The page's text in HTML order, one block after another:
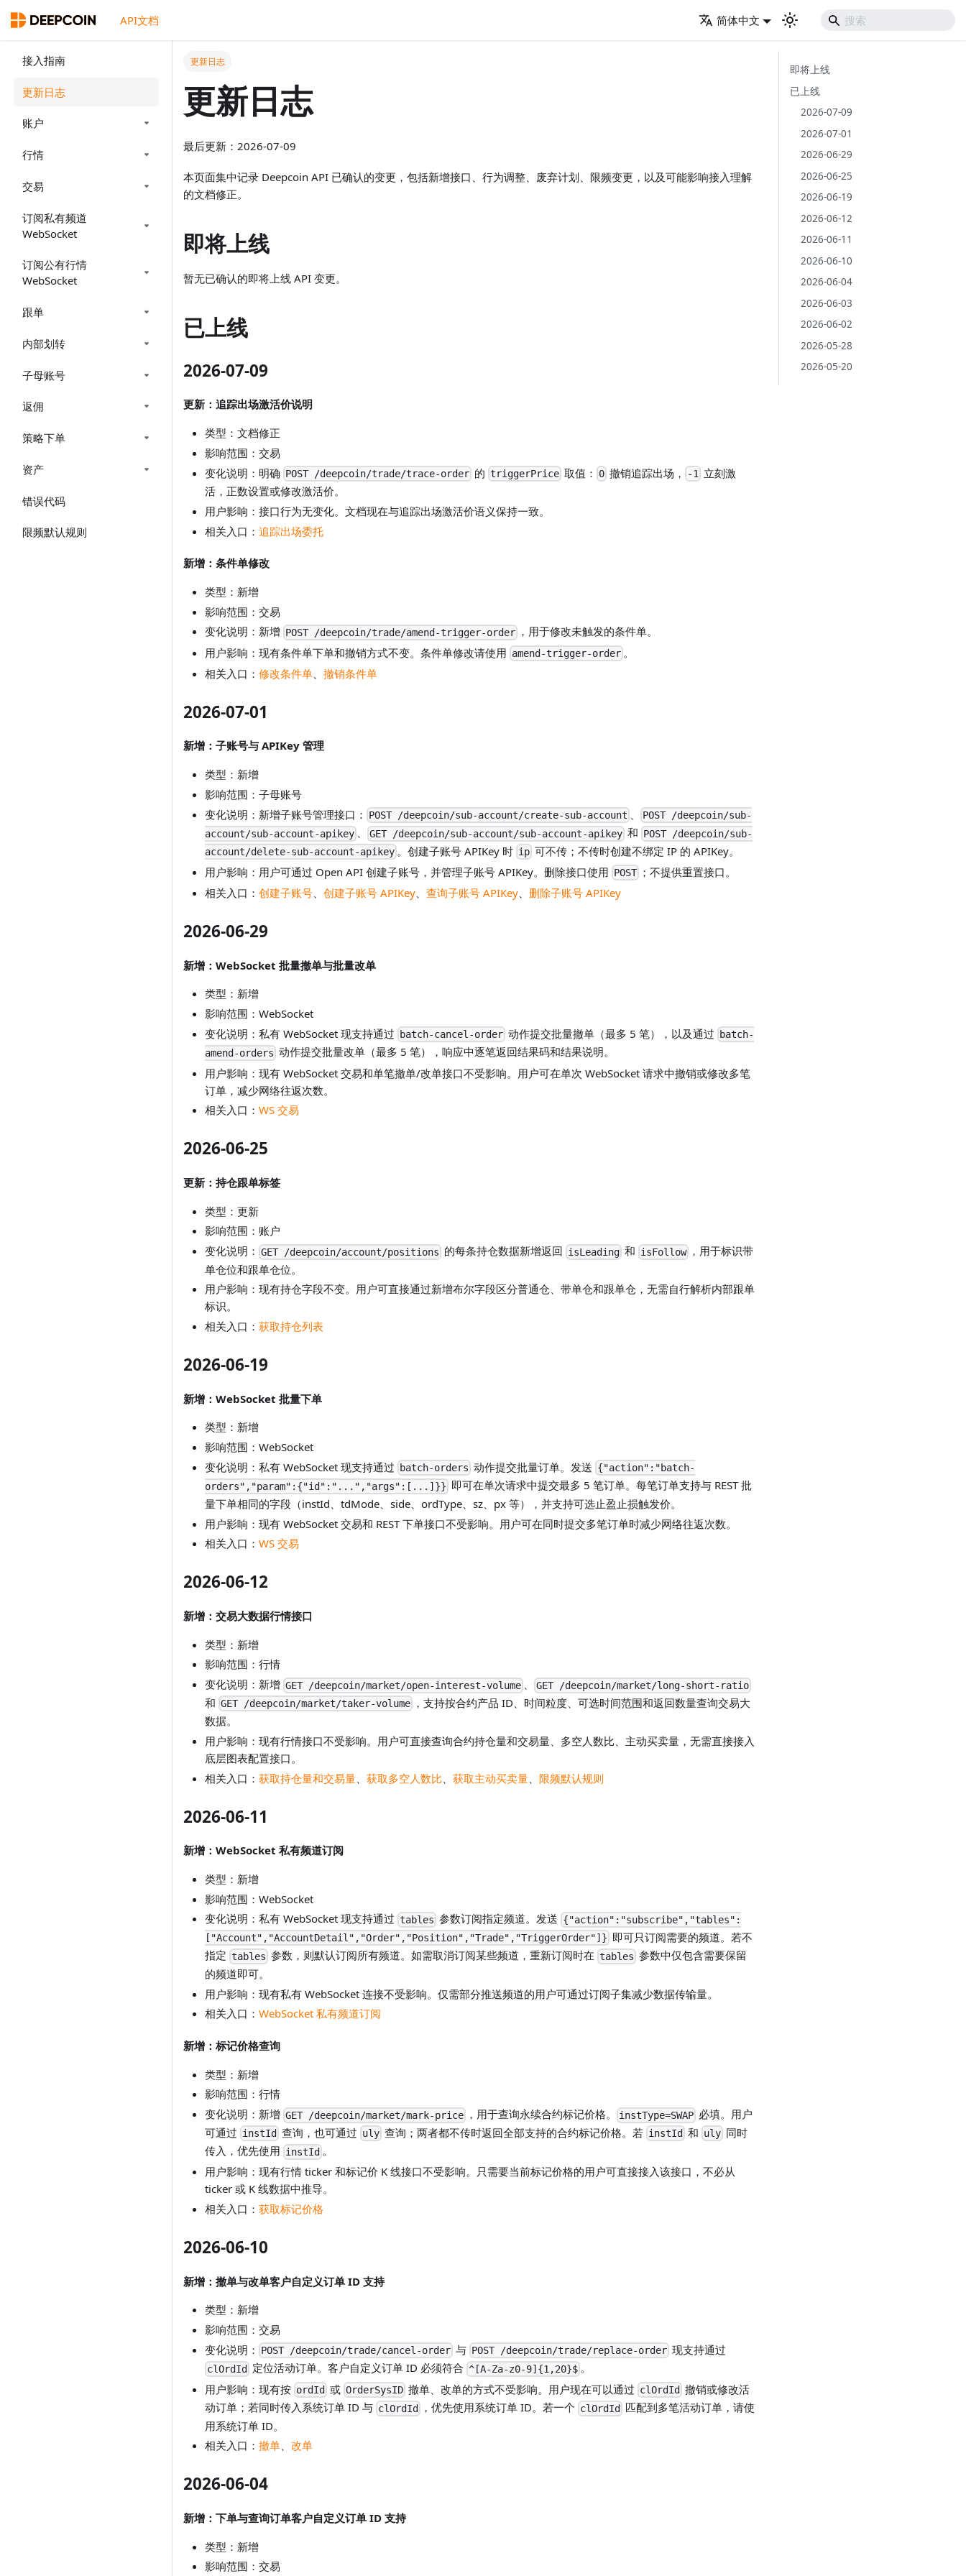
API文档 简体中文
接入指南
更新日志
账户
行情
交易
订阅私有频道
WebSocket
订阅公有行情
WebSocket
跟单
内部划转
子母账号
返佣
策略下单
资产
错误代码
限频默认规则
更新日志
更新日志
最后更新：2026-07-09
本页面集中记录 Deepcoin API 已确认的变更，包括新增接口、行为调整、废弃计划、限频变更，以及可能影响接入理解
的文档修正。
即将上线
暂无已确认的即将上线 API 变更。
已上线
2026-07-09
更新：追踪出场激活价说明
类型：文档修正
影响范围：交易
变化说明：明确 POST /deepcoin/trade/trace-order 的 triggerPrice 取值： 0 撤销追踪出场， -1
立刻激
活，正数设置或修改激活价。
用户影响：接口行为无变化。文档现在与追踪出场激活价语义保持一致。
相关入口： 追踪出场委托
新增：条件单修改
类型：新增
影响范围：交易
变化说明：新增 POST /deepcoin/trade/amend-trigger-order ，用于修改未触发的条件单。
用户影响：现有条件单下单和撤销方式不变。条件单修改请使用 amend-trigger-order 。
相关入口： 修改条件单 撤销条件单
2026-07-01
新增：子账号与 APIKey 管理
类型：新增
影响范围：子母账号
变化说明：新增子账号管理接口：
POST /deepcoin/sub-account/create-sub-account
POST /deepcoin/sub-
account/sub-account-apikey 、 GET /deepcoin/sub-account/sub-account-apikey 和 POST /deepcoin/sub-
account/delete-sub-account-apikey 。创建子账号 APIKey 时 ip 可不传；不传时创建不绑定 IP 的 APIKey。
用户影响：用户可通过 Open API 创建子账号，并管理子账号 APIKey。删除接口使用 POST ；不提供重置接口。
相关入口： 创建子账号 创建子账号 APIKey 查询子账号 APIKey 删除子账号 APIKey
2026-06-29
新增：WebSocket 批量撤单与批量改单
类型：新增
影响范围：WebSocket
变化说明：私有 WebSocket 现支持通过
batch-cancel-order 动作提交批量撤单（最多 5 笔），以及通过
batch-
amend-orders 动作提交批量改单（最多 5 笔），响应中逐笔返回结果码和结果说明。
用户影响：现有 WebSocket 交易和单笔撤单/改单接口不受影响。用户可在单次 WebSocket 请求中撤销或修改多笔
订单，减少网络往返次数。
相关入口： WS 交易
2026-06-25
更新：持仓跟单标签
类型：更新
影响范围：账户
变化说明： GET /deepcoin/account/positions 的每条持仓数据新增返回 isLeading 和 isFollow ，用于标识带
单仓位和跟单仓位。
用户影响：现有持仓字段不变。用户可直接通过新增布尔字段区分普通仓、带单仓和跟单仓，无需自行解析内部跟单
标识。
相关入口： 获取持仓列表
2026-06-19
新增：WebSocket 批量下单
类型：新增
影响范围：WebSocket
变化说明：私有 WebSocket 现支持通过
batch-orders 动作提交批量订单。发送 {"action":"batch-
orders","param":{"id":"...","args":[...]}} 即可在单次请求中提交最多 5 笔订单。每笔订单支持与 REST 批
量下单相同的字段（instId、tdMode、side、ordType、sz、px 等），并支持可选止盈止损触发价。
用户影响：现有 WebSocket 交易和 REST 下单接口不受影响。用户可在同时提交多笔订单时减少网络往返次数。
相关入口： WS 交易
2026-06-12
新增：交易大数据行情接口
类型：新增
影响范围：行情
变化说明：新增 GET /deepcoin/market/open-interest-volume 、 GET /deepcoin/market/long-short-ratio
和 GET /deepcoin/market/taker-volume ，支持按合约产品 ID、时间粒度、可选时间范围和返回数量查询交易大
数据。
用户影响：现有行情接口不受影响。用户可直接查询合约持仓量和交易量、多空人数比、主动买卖量，无需直接接入
底层图表配置接口。
相关入口： 获取持仓量和交易量 获取多空人数比 获取主动买卖量 限频默认规则
2026-06-11
新增：WebSocket 私有频道订阅
类型：新增
影响范围：WebSocket
变化说明：私有 WebSocket 现支持通过 tables 参数订阅指定频道。发送 {"action":"subscribe","tables":
["Account","AccountDetail","Order","Position","Trade","TriggerOrder"]} 即可只订阅需要的频道。若不
指定 tables 参数，则默认订阅所有频道。如需取消订阅某些频道，重新订阅时在 tables 参数中仅包含需要保留
的频道即可。
用户影响：现有私有 WebSocket 连接不受影响。仅需部分推送频道的用户可通过订阅子集减少数据传输量。
相关入口： WebSocket 私有频道订阅
新增：标记价格查询
类型：新增
影响范围：行情
变化说明：新增 GET /deepcoin/market/mark-price ，用于查询永续合约标记价格。 instType=SWAP 必填。用户
可通过 instId 查询，也可通过 uly 查询；两者都不传时返回全部支持的合约标记价格。若 instId 和 uly 同时
传入，优先使用 instId 。
用户影响：现有行情 ticker 和标记价 K 线接口不受影响。只需要当前标记价格的用户可直接接入该接口，不必从
ticker 或 K 线数据中推导。
相关入口： 获取标记价格
2026-06-10
新增：撤单与改单客户自定义订单 ID 支持
类型：新增
影响范围：交易
变化说明：
POST /deepcoin/trade/cancel-order 与 POST /deepcoin/trade/replace-order 现支持通过
clOrdId 定位活动订单。客户自定义订单 ID 必须符合 ^[A-Za-z0-9]{1,20}$ 。
用户影响：现有按 ordId 或 OrderSysID 撤单、改单的方式不受影响。用户现在可以通过 clOrdId 撤销或修改活
动订单；若同时传入系统订单 ID 与 clOrdId ，优先使用系统订单 ID。若一个 clOrdId 匹配到多笔活动订单，请使
用系统订单 ID。
相关入口： 撤单、 改单
2026-06-04
新增：下单与查询订单客户自定义订单 ID 支持
类型：新增
影响范围：交易
即将上线
已上线
2026-07-09
2026-07-01
2026-06-29
2026-06-25
2026-06-19
2026-06-12
2026-06-11
2026-06-10
2026-06-04
2026-06-03
2026-06-02
2026-05-28
2026-05-20